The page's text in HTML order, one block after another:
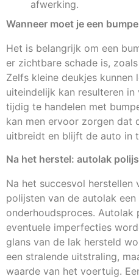
afwerking.
Wanneer moet je een
Het is belangrijk om een
er zichtbare schade is,
Zelfs kleine deukjes
uiteindelijk kan resulteren
tijdig te handelen met
kan men ervoor zorgen dat
uitbreidt en blijft de auto in
Na het herstel: autolak
Na het succesvol herstellen
polijsten van de autolak
onderhoudsproces.
eventuele imperfecties
glans van de lak hersteld
een stralende uitstraling,
waarde van het voertuig.